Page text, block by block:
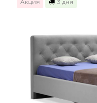
Акция 3 дня